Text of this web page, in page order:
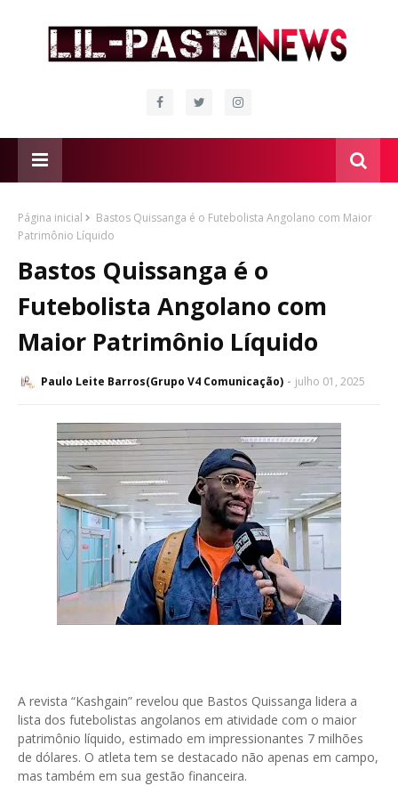
Página inicial
Bastos Quissanga é o Futebolista Angolano com Maior
Patrimônio Líquido
Bastos Quissanga é o
Futebolista Angolano com
Maior Patrimônio Líquido
Paulo Leite Barros(Grupo V4 Comunicação) julho 01, 2025
A revista “Kashgain” revelou que Bastos Quissanga lidera a
lista dos futebolistas angolanos em atividade com o maior
patrimônio líquido, estimado em impressionantes 7 milhões
de dólares. O atleta tem se destacado não apenas em campo,
mas também em sua gestão financeira.